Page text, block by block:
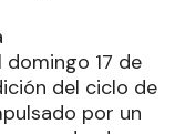
17 de
del ciclo de
por un